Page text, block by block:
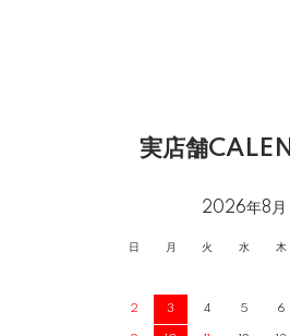
実店舗
2026年8月
日 月 火 水 木
2 3 4 5 6